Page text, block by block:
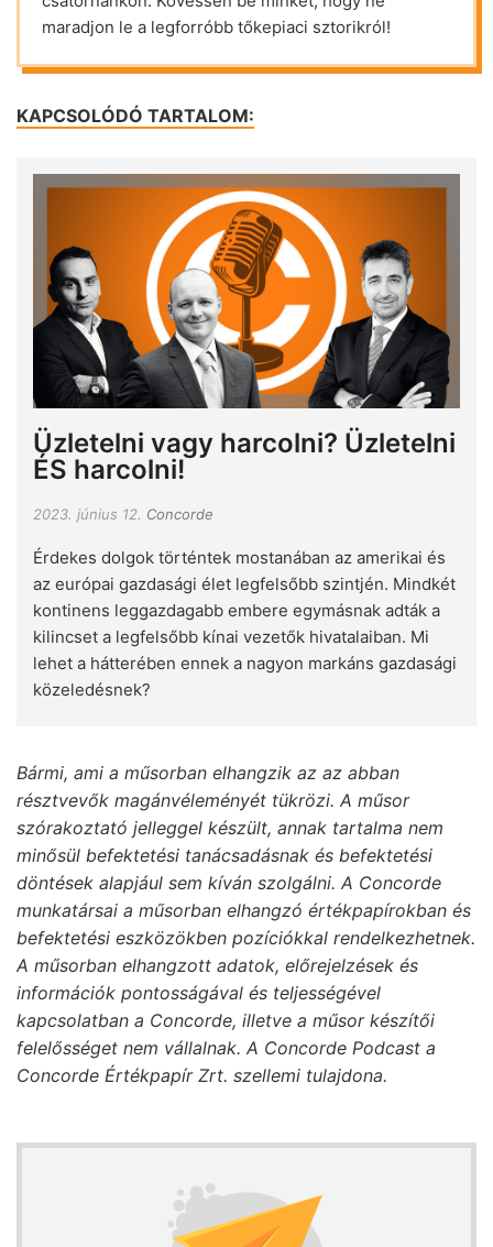
maradjon le a legforróbb tőkepiaci sztorikról!
KAPCSOLÓDÓ TARTALOM:
Üzletelni vagy harcolni? Üzletelni
ÉS harcolni!
2023. június 12. Concorde
Érdekes dolgok történtek mostanában az amerikai és
az európai gazdasági élet legfelsőbb szintjén. Mindkét
kontinens leggazdagabb embere egymásnak adták a
kilincset a legfelsőbb kínai vezetők hivatalaiban. Mi
lehet a hátterében ennek a nagyon markáns gazdasági
közeledésnek?
Bármi, ami a műsorban elhangzik az az abban
résztvevők magánvéleményét tükrözi. A műsor
szórakoztató jelleggel készült, annak tartalma nem
minősül befektetési tanácsadásnak és befektetési
döntések alapjául sem kíván szolgálni. A Concorde
munkatársai a műsorban elhangzó értékpapírokban és
befektetési eszközökben pozíciókkal rendelkezhetnek.
A műsorban elhangzott adatok, előrejelzések és
információk pontosságával és teljességével
kapcsolatban a Concorde, illetve a műsor készítői
felelősséget nem vállalnak. A Concorde Podcast a
Concorde Értékpapír Zrt. szellemi tulajdona.